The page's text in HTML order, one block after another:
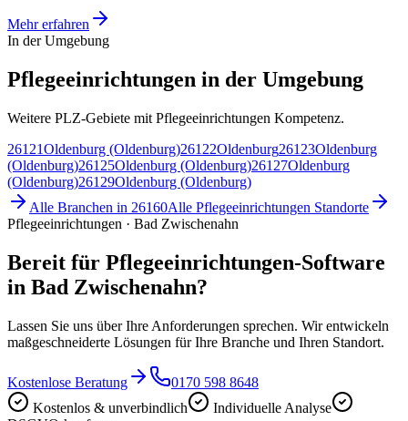
Mehr erfahren
In der Umgebung
Pflegeeinrichtungen in der Umgebung
Weitere PLZ-Gebiete mit Pflegeeinrichtungen Kompetenz.
26121Oldenburg (Oldenburg)26122Oldenburg26123Oldenburg
(Oldenburg)26125Oldenburg (Oldenburg)26127Oldenburg
(Oldenburg)26129Oldenburg (Oldenburg)
Alle Branchen in 26160Alle Pflegeeinrichtungen Standorte
Pflegeeinrichtungen · Bad Zwischenahn
Bereit für Pflegeeinrichtungen-Software
in Bad Zwischenahn?
Lassen Sie uns über Ihre Anforderungen sprechen. Wir entwickeln
maßgeschneiderte Lösungen für Ihre Branche und Ihren Standort.
Kostenlose Beratung
0170 598 8648
Kostenlos & unverbindlich
Individuelle Analyse